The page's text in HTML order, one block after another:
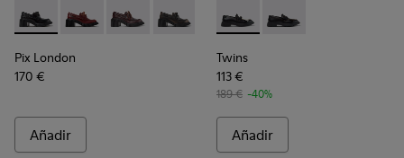
Pix London - K201812-005 - Mocasines de piel negros para
Pix London - K201812-006 - Mocasines de piel
Pix London - K201812-003 - Mocasines rojos
Pix London - K201812-001
Pix London
170 €
Añadir
Twins - K201939-002 -
Twins - K201939-
Twins
113 €
189 € -40%
Añadir